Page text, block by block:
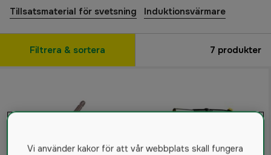
Tillsatsmaterial för svetsning
Induktionsvärmare
Filtrera & sortera 7 produkter
Vi använder kakor för att vår webbplats skall fungera